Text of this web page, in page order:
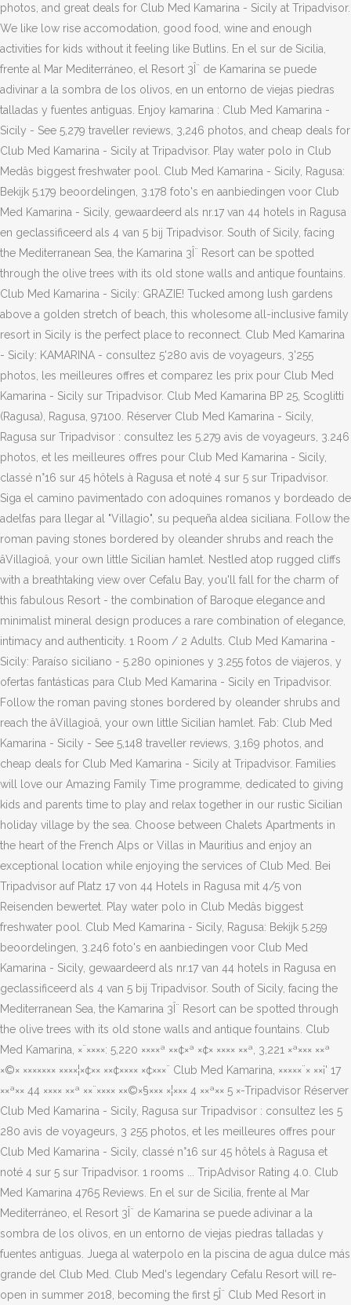
photos, and great deals for Club Med Kamarina - Sicily at Tripadvisor.
We like low rise accomodation, good food, wine and enough
activities for kids without it feeling like Butlins. En el sur de Sicilia,
frente al Mar Mediterráneo, el Resort 3Î¨ de Kamarina se puede
adivinar a la sombra de los olivos, en un entorno de viejas piedras
talladas y fuentes antiguas. Enjoy kamarina : Club Med Kamarina -
Sicily - See 5,279 traveller reviews, 3,246 photos, and cheap deals for
Club Med Kamarina - Sicily at Tripadvisor. Play water polo in Club
Medâs biggest freshwater pool. Club Med Kamarina - Sicily, Ragusa:
Bekijk 5.179 beoordelingen, 3.178 foto's en aanbiedingen voor Club
Med Kamarina - Sicily, gewaardeerd als nr.17 van 44 hotels in Ragusa
en geclassificeerd als 4 van 5 bij Tripadvisor. South of Sicily, facing
the Mediterranean Sea, the Kamarina 3Î¨ Resort can be spotted
through the olive trees with its old stone walls and antique fountains.
Club Med Kamarina - Sicily: GRAZIE! Tucked among lush gardens
above a golden stretch of beach, this wholesome all-inclusive family
resort in Sicily is the perfect place to reconnect. Club Med Kamarina
- Sicily: KAMARINA - consultez 5'280 avis de voyageurs, 3'255
photos, les meilleures offres et comparez les prix pour Club Med
Kamarina - Sicily sur Tripadvisor. Club Med Kamarina BP 25, Scoglitti
(Ragusa), Ragusa, 97100. Réserver Club Med Kamarina - Sicily,
Ragusa sur Tripadvisor : consultez les 5.279 avis de voyageurs, 3.246
photos, et les meilleures offres pour Club Med Kamarina - Sicily,
classé n°16 sur 45 hôtels à Ragusa et noté 4 sur 5 sur Tripadvisor.
Siga el camino pavimentado con adoquines romanos y bordeado de
adelfas para llegar al "Villagio", su pequeña aldea siciliana. Follow the
roman paving stones bordered by oleander shrubs and reach the
âVillagioâ, your own little Sicilian hamlet. Nestled atop rugged cliffs
with a breathtaking view over Cefalu Bay, you'll fall for the charm of
this fabulous Resort - the combination of Baroque elegance and
minimalist mineral design produces a rare combination of elegance,
intimacy and authenticity. 1 Room / 2 Adults. Club Med Kamarina -
Sicily: Paraíso siciliano - 5.280 opiniones y 3.255 fotos de viajeros, y
ofertas fantásticas para Club Med Kamarina - Sicily en Tripadvisor.
Follow the roman paving stones bordered by oleander shrubs and
reach the âVillagioâ, your own little Sicilian hamlet. Fab: Club Med
Kamarina - Sicily - See 5,148 traveller reviews, 3,169 photos, and
cheap deals for Club Med Kamarina - Sicily at Tripadvisor. Families
will love our Amazing Family Time programme, dedicated to giving
kids and parents time to play and relax together in our rustic Sicilian
holiday village by the sea. Choose between Chalets Apartments in
the heart of the French Alps or Villas in Mauritius and enjoy an
exceptional location while enjoying the services of Club Med. Bei
Tripadvisor auf Platz 17 von 44 Hotels in Ragusa mit 4/5 von
Reisenden bewertet. Play water polo in Club Medâs biggest
freshwater pool. Club Med Kamarina - Sicily, Ragusa: Bekijk 5.259
beoordelingen, 3.246 foto's en aanbiedingen voor Club Med
Kamarina - Sicily, gewaardeerd als nr.17 van 44 hotels in Ragusa en
geclassificeerd als 4 van 5 bij Tripadvisor. South of Sicily, facing the
Mediterranean Sea, the Kamarina 3Î¨ Resort can be spotted through
the olive trees with its old stone walls and antique fountains. Club
Med Kamarina, ×¨××××: 5,220 ××××ª ××¢×ª ×¢× ×××× ××ª, 3,221 ×ª××× ××ª
×©× ××××××× ××××¦×¢×× ××¢×××× ×¢×××¨ Club Med Kamarina, ×××××¨× ××¡' 17
××ª×× 44 ×××× ××ª ××¨×××× ××©×§××× ×¦××× 4 ××ª×× 5 ×-Tripadvisor Réserver
Club Med Kamarina - Sicily, Ragusa sur Tripadvisor : consultez les 5
280 avis de voyageurs, 3 255 photos, et les meilleures offres pour
Club Med Kamarina - Sicily, classé n°16 sur 45 hôtels à Ragusa et
noté 4 sur 5 sur Tripadvisor. 1 rooms ... TripAdvisor Rating 4.0. Club
Med Kamarina 4765 Reviews. En el sur de Sicilia, frente al Mar
Mediterráneo, el Resort 3Î¨ de Kamarina se puede adivinar a la
sombra de los olivos, en un entorno de viejas piedras talladas y
fuentes antiguas. Juega al waterpolo en la piscina de agua dulce más
grande del Club Med. Club Med's legendary Cefalu Resort will re-
open in summer 2018, becoming the first 5Î¨ Club Med Resort in